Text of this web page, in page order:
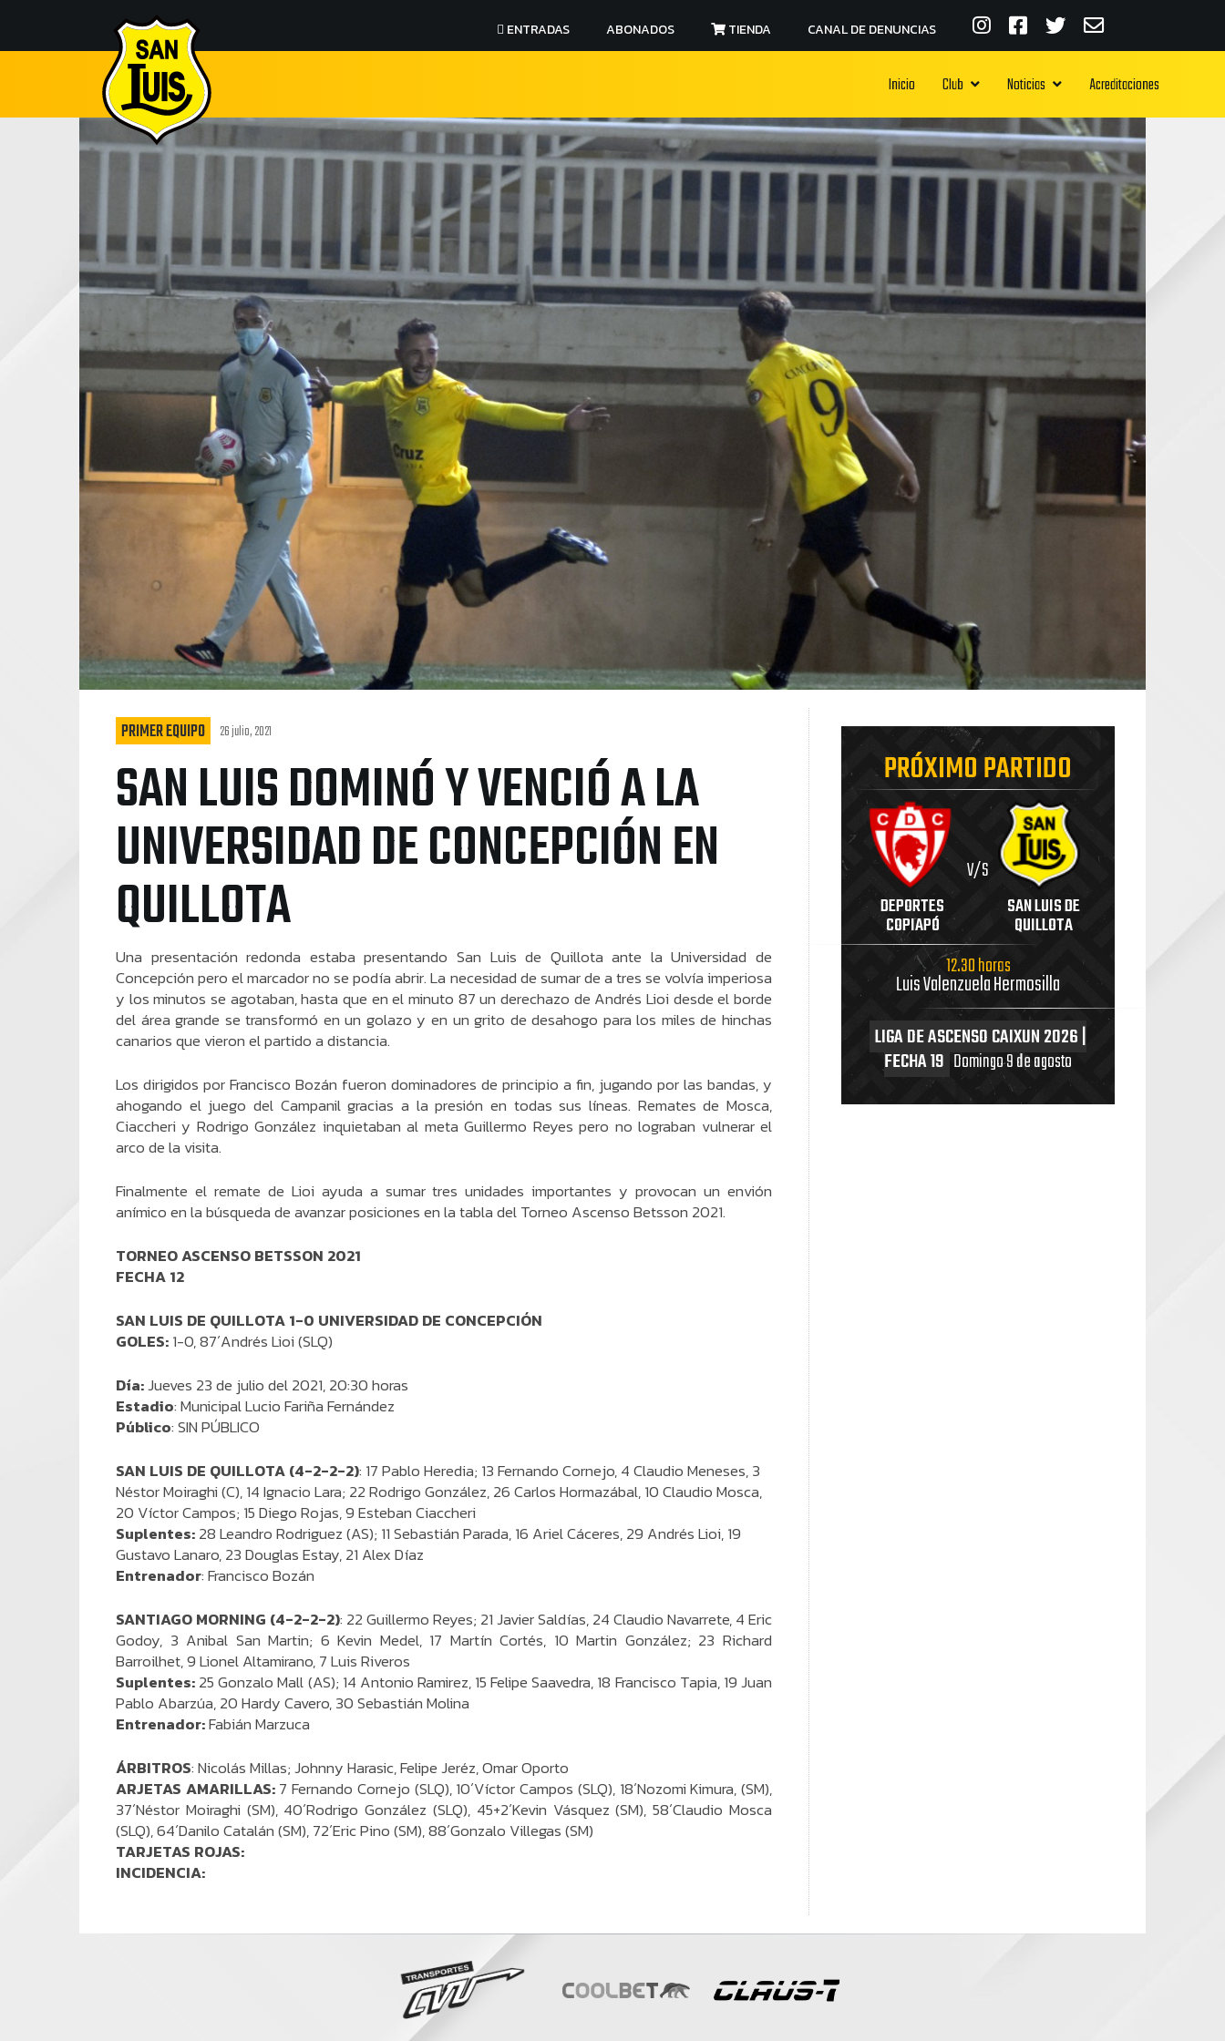
ENTRADAS ABONADOS TIENDA CANAL DE DENUNCIAS
Inicio Club Noticias Acreditaciones
PRIMER EQUIPO 26 julio, 2021
SAN LUIS DOMINÓ Y VENCIÓ A LA
UNIVERSIDAD DE CONCEPCIÓN EN
QUILLOTA
Una presentación redonda estaba presentando San Luis de Quillota ante la Universidad de
Concepción pero el marcador no se podía abrir. La necesidad de sumar de a tres se volvía imperiosa
y los minutos se agotaban, hasta que en el minuto 87 un derechazo de Andrés Lioi desde el borde
del área grande se transformó en un golazo y en un grito de desahogo para los miles de hinchas
canarios que vieron el partido a distancia.
Los dirigidos por Francisco Bozán fueron dominadores de principio a fin, jugando por las bandas, y
ahogando el juego del Campanil gracias a la presión en todas sus líneas. Remates de Mosca,
Ciaccheri y Rodrigo González inquietaban al meta Guillermo Reyes pero no lograban vulnerar el
arco de la visita.
Finalmente el remate de Lioi ayuda a sumar tres unidades importantes y provocan un envión
anímico en la búsqueda de avanzar posiciones en la tabla del Torneo Ascenso Betsson 2021.
TORNEO ASCENSO BETSSON 2021
FECHA 12
SAN LUIS DE QUILLOTA 1-0 UNIVERSIDAD DE CONCEPCIÓN
GOLES: 1-0, 87´Andrés Lioi (SLQ)
Día:Jueves 23 de julio del 2021, 20:30 horas
Estadio: Municipal Lucio Fariña Fernández
Público: SIN PÚBLICO
SAN LUIS DE QUILLOTA (4-2-2-2): 17 Pablo Heredia; 13 Fernando Cornejo, 4 Claudio Meneses, 3
Néstor Moiraghi (C), 14 Ignacio Lara; 22 Rodrigo González, 26 Carlos Hormazábal, 10 Claudio Mosca,
20 Víctor Campos; 15 Diego Rojas, 9 Esteban Ciaccheri
Suplentes: 28 Leandro Rodriguez (AS); 11 Sebastián Parada, 16 Ariel Cáceres, 29 Andrés Lioi, 19
Gustavo Lanaro, 23 Douglas Estay, 21 Alex Díaz
Entrenador: Francisco Bozán
SANTIAGO MORNING (4-2-2-2): 22 Guillermo Reyes; 21 Javier Saldías, 24 Claudio Navarrete, 4 Eric
Godoy, 3 Anibal San Martin; 6 Kevin Medel, 17 Martín Cortés, 10 Martin González; 23 Richard
Barroilhet, 9 Lionel Altamirano, 7 Luis Riveros
Suplentes: 25 Gonzalo Mall (AS); 14 Antonio Ramirez, 15 Felipe Saavedra, 18 Francisco Tapia, 19 Juan
Pablo Abarzúa, 20 Hardy Cavero, 30 Sebastián Molina
Entrenador:Fabián Marzuca
ÁRBITROS: Nicolás Millas; Johnny Harasic, Felipe Jeréz, Omar Oporto
ARJETAS AMARILLAS:7 Fernando Cornejo (SLQ), 10´Víctor Campos (SLQ), 18´Nozomi Kimura, (SM),
37´Néstor Moiraghi (SM), 40´Rodrigo González (SLQ), 45+2´Kevin Vásquez (SM), 58´Claudio Mosca
(SLQ), 64´Danilo Catalán (SM), 72´Eric Pino (SM), 88´Gonzalo Villegas (SM)
TARJETAS ROJAS:
INCIDENCIA:
PRÓXIMO PARTIDO
DEPORTES
COPIAPÓ
V/S
SAN LUIS DE
QUILLOTA
12.30 horas
Luis Valenzuela Hermosilla
LIGA DE ASCENSO CAIXUN 2026 |
FECHA 19 Domingo 9 de agosto